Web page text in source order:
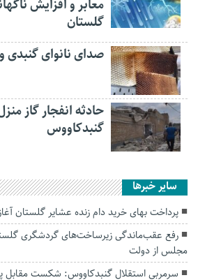
معابر و افزایش
گلستان
صدای نانوای گنبدی
حادثه انفجار گاز
گنبدکاووس
سایر خبرها
پرداخت بهای خرید دام زنده عشایر گلستان
رفع عقب‌ماندگی زیرساخت‌های گردشگری
مجلس از دولت
سرمربی استقلال گنبدکاووس: شکست مقابل